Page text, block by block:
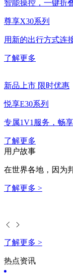
智能操控，一键折
尊享X30系列
用新的出行方式连
了解更多
新品上市 限时优惠
悦享E30系列
专属1V1服务，畅
了解更多
用户故事
在世界各地，因为
了解更多 >
了解更多 >
热点资讯